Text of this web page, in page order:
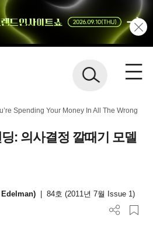
Spending Your Money In All The Wrong
: 의사결정 깔때기 모델
Edelman) 84호 (2011년 7월 Issue 1)